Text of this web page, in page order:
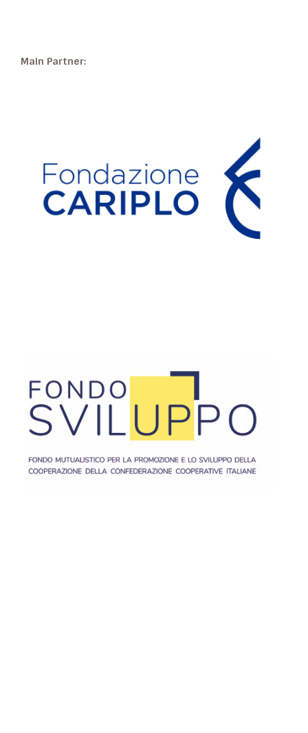
Main Partner: